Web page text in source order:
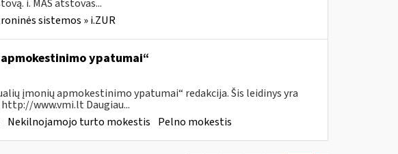
i. MAS atstovas...
sistemos » i.ZUR
ypatumai“
įmonių apmokestinimo ypatumai“ redakcija. Šis leidinys yra
www.vmi.lt Daugiau...
Nekilnojamojo turto mokestis Pelno mokestis